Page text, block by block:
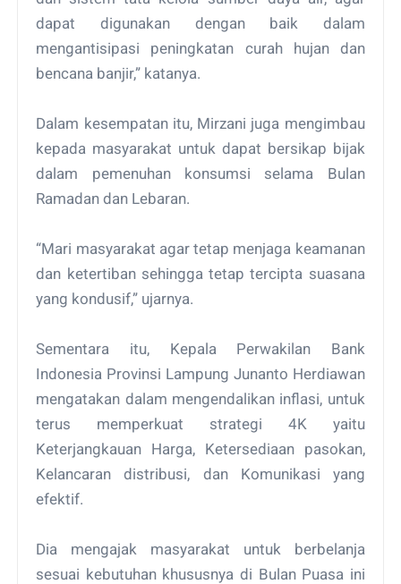
dapat digunakan dengan baik dalam
mengantisipasi peningkatan curah hujan dan
bencana banjir,” katanya.
Dalam kesempatan itu, Mirzani juga mengimbau
kepada masyarakat untuk dapat bersikap bijak
dalam pemenuhan konsumsi selama Bulan
Ramadan dan Lebaran.
“Mari masyarakat agar tetap menjaga keamanan
dan ketertiban sehingga tetap tercipta suasana
yang kondusif,” ujarnya.
Sementara itu, Kepala Perwakilan Bank
Indonesia Provinsi Lampung Junanto Herdiawan
mengatakan dalam mengendalikan inflasi, untuk
terus memperkuat strategi 4K yaitu
Keterjangkauan Harga, Ketersediaan pasokan,
Kelancaran distribusi, dan Komunikasi yang
efektif.
Dia mengajak masyarakat untuk berbelanja
sesuai kebutuhan khususnya di Bulan Puasa ini